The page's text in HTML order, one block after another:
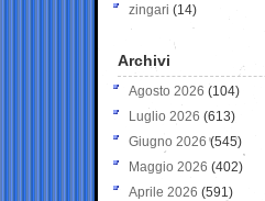
zingari (14)
Archivi
Agosto 2026 (104)
Luglio 2026 (613)
Giugno 2026 (545)
Maggio 2026 (402)
Aprile 2026 (591)